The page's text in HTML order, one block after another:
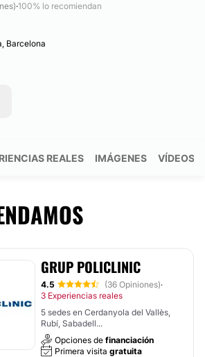
·100% lo recomiendan
Barcelona
REALES IMÁGENES VÍDEOS
GRUP POLICLINIC
4.5 (36 Opiniones)·
3 Experiencias reales
5 sedes en Cerdanyola del Vallès,
Rubí, Sabadell...
Opciones de financiación
Primera visita gratuita